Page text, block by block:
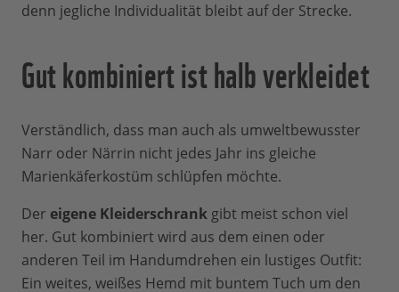
denn jegliche Individualität bleibt auf der Strecke.
Gut kombiniert ist halb verkleidet
Verständlich, dass man auch als umweltbewusster
Narr oder Närrin nicht jedes Jahr ins gleiche
Marienkäferkostüm schlüpfen möchte.
Der eigene Kleiderschrank gibt meist schon viel
her. Gut kombiniert wird aus dem einen oder
anderen Teil im Handumdrehen ein lustiges Outfit:
Ein weites, weißes Hemd mit buntem Tuch um den